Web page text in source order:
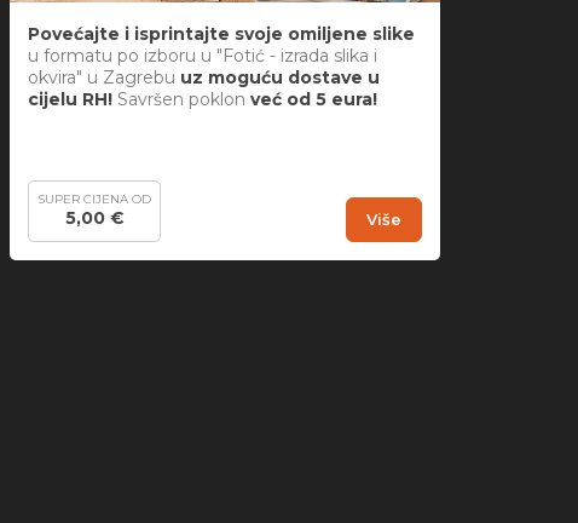
Povećajte i isprintajte svoje omiljene slike
u formatu po izboru u "Fotić - izrada slika i
okvira" u Zagrebu uz moguću dostave u
cijelu RH! Savršen poklon već od 5 eura!
SUPER CIJENA OD
5,00 € Više